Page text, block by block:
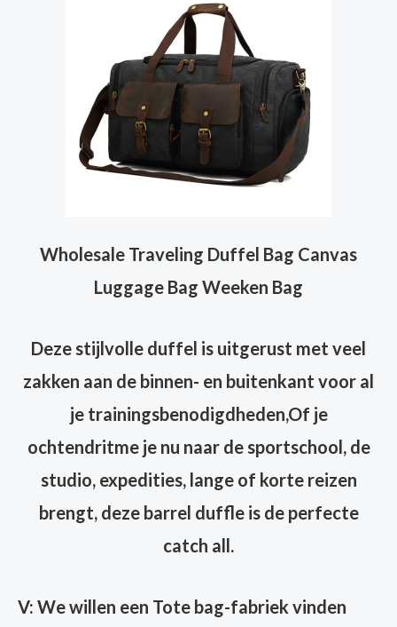
Wholesale Traveling Duffel Bag Canvas
Luggage Bag Weeken Bag
Deze stijlvolle duffel is uitgerust met veel
zakken aan de binnen- en buitenkant voor al
je trainingsbenodigdheden,Of je
ochtendritme je nu naar de sportschool, de
studio, expedities, lange of korte reizen
brengt, deze barrel duffle is de perfecte
catch all.
V: We willen een Tote bag-fabriek vinden